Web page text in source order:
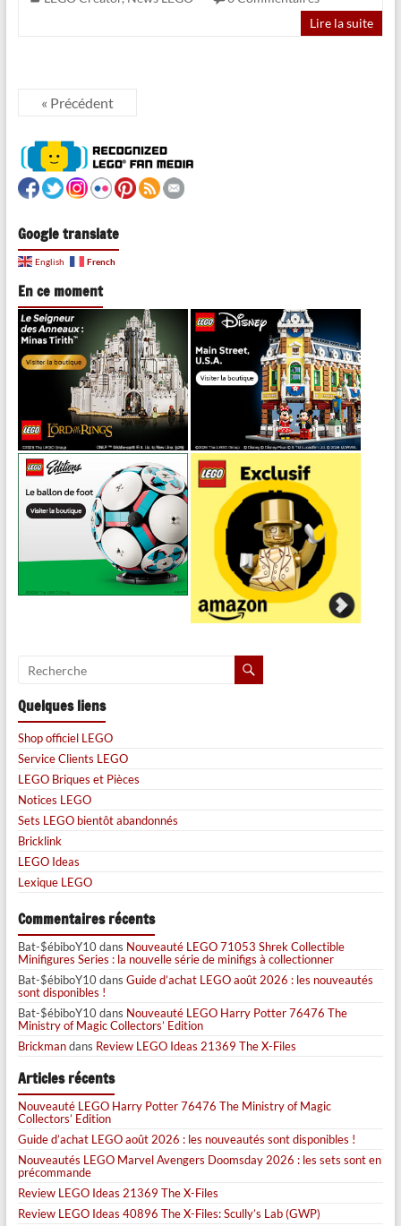
Lire la suite
« Précédent
Google translate
English French
En ce moment
Quelques liens
Shop officiel LEGO
Service Clients LEGO
LEGO Briques et Pièces
Notices LEGO
Sets LEGO bientôt abandonnés
Bricklink
LEGO Ideas
Lexique LEGO
Commentaires récents
Bat-$ébiboY10dans Nouveauté LEGO 71053 Shrek Collectible
Minifigures Series : la nouvelle série de minifigs à collectionner
Bat-$ébiboY10dans Guide d’achat LEGO août 2026 : les nouveautés
sont disponibles !
Bat-$ébiboY10dans Nouveauté LEGO Harry Potter 76476 The
Ministry of Magic Collectors’ Edition
Brickmandans Review LEGO Ideas 21369 The X-Files
Articles récents
Nouveauté LEGO Harry Potter 76476 The Ministry of Magic
Collectors’ Edition
Guide d’achat LEGO août 2026 : les nouveautés sont disponibles !
Nouveautés LEGO Marvel Avengers Doomsday 2026 : les sets sont en
précommande
Review LEGO Ideas 21369 The X-Files
Review LEGO Ideas 40896 The X-Files: Scully’s Lab (GWP)